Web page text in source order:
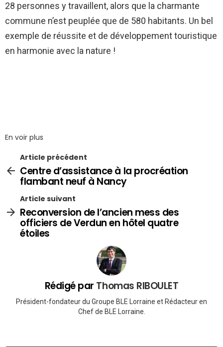
28 personnes y travaillent, alors que la charmante
commune n’est peuplée que de 580 habitants. Un bel
exemple de réussite et de développement touristique
en harmonie avec la nature !
En voir plus
Article précédent
Centre d’assistance à la procréation
flambant neuf à Nancy
Article suivant
Reconversion de l’ancien mess des
officiers de Verdun en hôtel quatre
étoiles
Rédigé par Thomas RIBOULET
Président-fondateur du Groupe BLE Lorraine et Rédacteur en
Chef de BLE Lorraine.